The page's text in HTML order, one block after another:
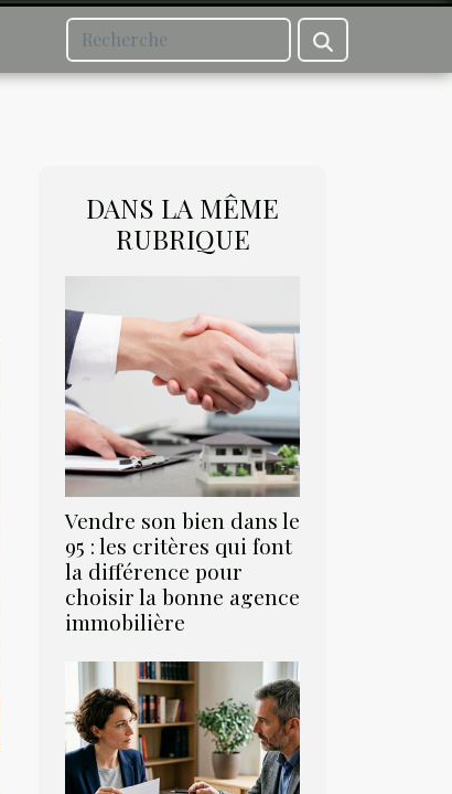
DANS LA MÊME
RUBRIQUE
Vendre son bien dans le
95 : les critères qui font
la différence pour
choisir la bonne agence
immobilière